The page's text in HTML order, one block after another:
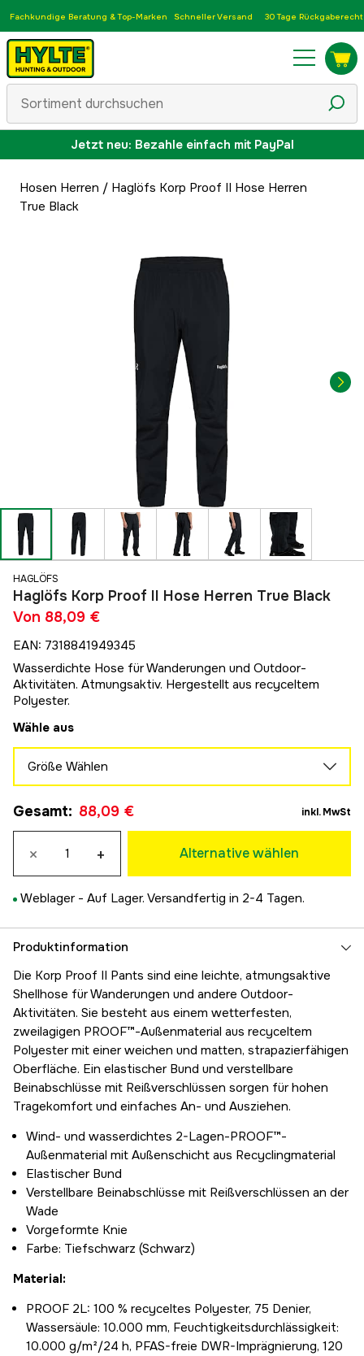
Fachkundige Beratung & Top-Marken Schneller Versand 30 Tage Rückgaberecht
Jetzt neu: Bezahle einfach mit PayPal
Hosen Herren / Haglöfs Korp Proof II Hose Herren
True Black
HAGLÖFS
Haglöfs Korp Proof II Hose Herren True Black
Von 88,09 €
EAN: 7318841949345
Wasserdichte Hose für Wanderungen und Outdoor-
Aktivitäten. Atmungsaktiv. Hergestellt aus recyceltem
Polyester.
Wähle aus
Größe Wählen
88,10 €
M
88,10 €
XL
88,10 €
2XL
Gesamt: 88,09 € inkl. MwSt
× + Alternative wählen
Weblager - Auf Lager. Versandfertig in 2-4 Tagen.
Produktinformation
Die Korp Proof II Pants sind eine leichte, atmungsaktive
Shellhose für Wanderungen und andere Outdoor-
Aktivitäten. Sie besteht aus einem wetterfesten,
zweilagigen PROOF™-Außenmaterial aus recyceltem
Polyester mit einer weichen und matten, strapazierfähigen
Oberfläche. Ein elastischer Bund und verstellbare
Beinabschlüsse mit Reißverschlüssen sorgen für hohen
Tragekomfort und einfaches An- und Ausziehen.
Wind- und wasserdichtes 2-Lagen-PROOF™-
Außenmaterial mit Außenschicht aus Recyclingmaterial
Elastischer Bund
Verstellbare Beinabschlüsse mit Reißverschlüssen an der
Wade
Vorgeformte Knie
Farbe: Tiefschwarz (Schwarz)
Material:
PROOF 2L: 100 % recyceltes Polyester, 75 Denier,
Wassersäule: 10.000 mm, Feuchtigkeitsdurchlässigkeit:
10.000 g/m²/24 h, PFAS-freie DWR-Imprägnierung, 120